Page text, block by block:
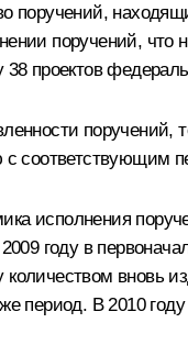
поручений,
поручений,
проектов
соответствующим
исполнения
году в
вновь
период. В 2010